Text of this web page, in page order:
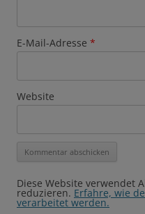
E-Mail-Adresse *
Website
Diese Website verwendet
reduzieren. Erfahre, wie
verarbeitet werden.